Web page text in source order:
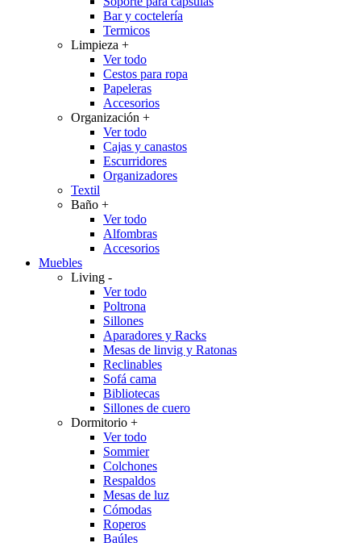
Bar y coctelería
Termicos
Limpieza +
Ver todo
Cestos para ropa
Papeleras
Accesorios
Organización +
Ver todo
Cajas y canastos
Escurridores
Organizadores
Textil
Baño +
Ver todo
Alfombras
Accesorios
Muebles
Living -
Ver todo
Poltrona
Sillones
Aparadores y Racks
Mesas de linvig y Ratonas
Reclinables
Sofá cama
Bibliotecas
Sillones de cuero
Dormitorio +
Ver todo
Sommier
Colchones
Respaldos
Mesas de luz
Cómodas
Roperos
Baúles